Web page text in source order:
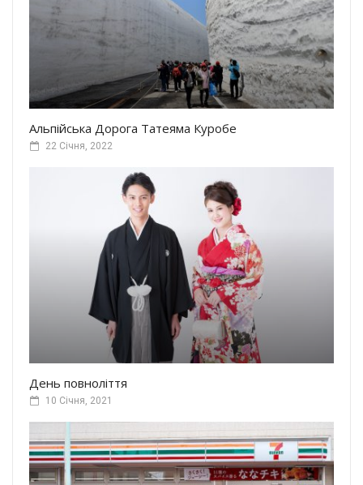
Альпійська Дорога Татеяма Куробе
22 Січня, 2022
День повноліття
10 Січня, 2021